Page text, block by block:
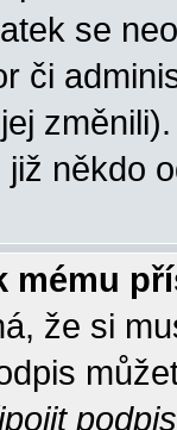
se
či
někdo
mému
že si
podpis